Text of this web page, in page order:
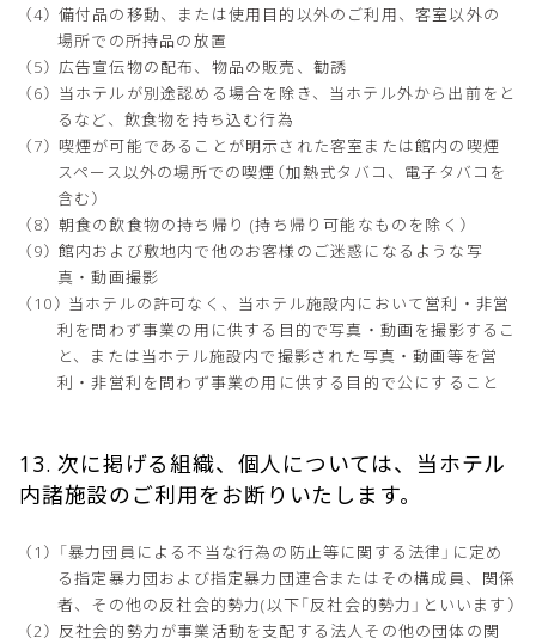
備付品の移動、または使用目的以外のご利用、客室以外の
場所での所持品の放置
広告宣伝物の配布、物品の販売、勧誘
当ホテルが別途認める場合を除き、当ホテル外から出前をと
るなど、飲食物を持ち込む行為
喫煙が可能であることが明示された客室または館内の喫煙
スペース以外の場所での喫煙（加熱式タバコ、電子タバコを
含む）
朝食の飲食物の持ち帰り (持ち帰り可能なものを除く）
館内および敷地内で他のお客様のご迷惑になるような写
真・動画撮影
当ホテルの許可なく、当ホテル施設内において営利・非営
利を問わず事業の用に供する目的で写真・動画を撮影するこ
と、または当ホテル施設内で撮影された写真・動画等を営
利・非営利を問わず事業の用に供する目的で公にすること
13. 次に掲げる組織、個人については、当ホテル
内諸施設のご利用をお断りいたします。
「暴力団員による不当な行為の防止等に関する法律」に定め
る指定暴力団および指定暴力団連合またはその構成員、関係
者、その他の反社会的勢力(以下「反社会的勢力」といいます）
反社会的勢力が事業活動を支配する法人その他の団体の関